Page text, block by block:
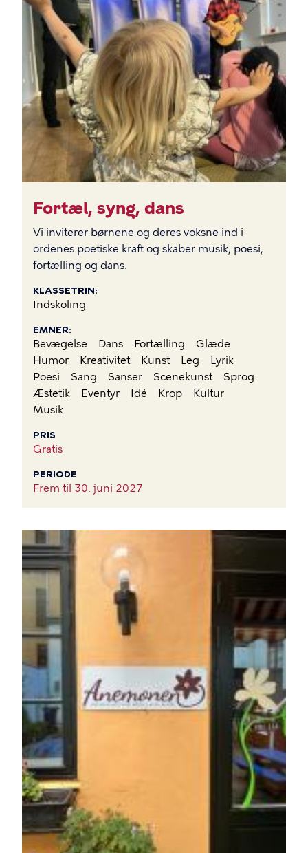
Fortæl, syng, dans
Vi inviterer børnene og deres voksne ind i
ordenes poetiske kraft og skaber musik, poesi,
fortælling og dans.
KLASSETRIN
Indskoling
EMNER
Bevægelse Dans Fortælling
Glæde
Humor
Kreativitet Kunst Leg
Lyrik
Poesi
Sang Sanser Scenekunst
Sprog
Æstetik
Eventyr Idé Krop
Kultur
Musik
PRIS
Gratis
PERIODE
Frem til 30. juni 2027
BILLEDE